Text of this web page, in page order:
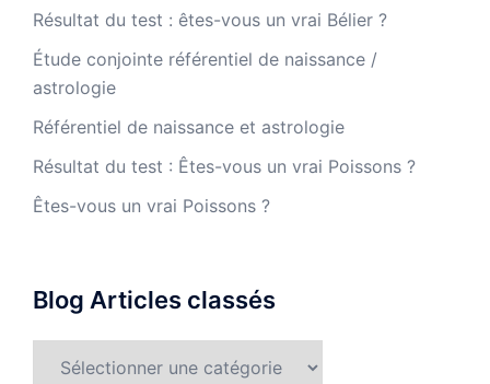
Résultat du test : êtes-vous un vrai Bélier ?
Étude conjointe référentiel de naissance /
astrologie
Référentiel de naissance et astrologie
Résultat du test : Êtes-vous un vrai Poissons ?
Êtes-vous un vrai Poissons ?
Blog Articles classés